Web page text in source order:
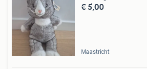
€ 5,00
Maastricht